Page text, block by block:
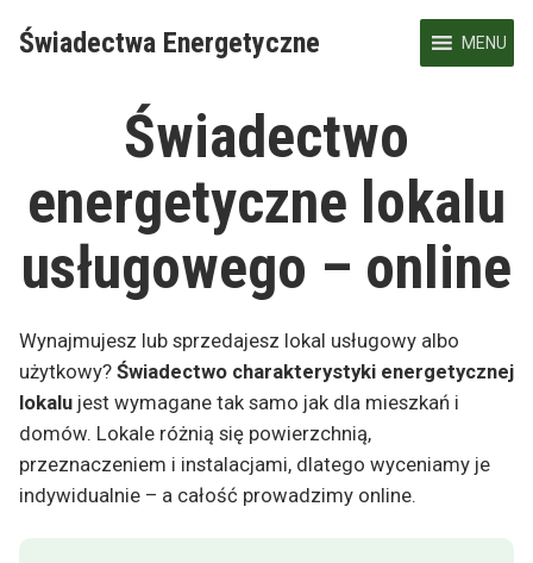
Świadectwa Energetyczne MENU
Świadectwo
energetyczne lokalu
usługowego – online
Wynajmujesz lub sprzedajesz lokal usługowy albo
użytkowy? Świadectwo charakterystyki energetycznej
lokalu jest wymagane tak samo jak dla mieszkań i
domów. Lokale różnią się powierzchnią,
przeznaczeniem i instalacjami, dlatego wyceniamy je
indywidualnie – a całość prowadzimy online.